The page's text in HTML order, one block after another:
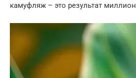
камуфляж – это результат